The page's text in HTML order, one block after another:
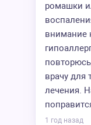
ромашки
внимание
врачу для
лечения.
1 год назад